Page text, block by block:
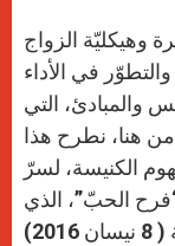
وهيكليّة الزواج
في الأداء
والمبادئ، التي
هنا، نطرح هذا
الكنيسة، لسرّ
الحبّ”، الذي